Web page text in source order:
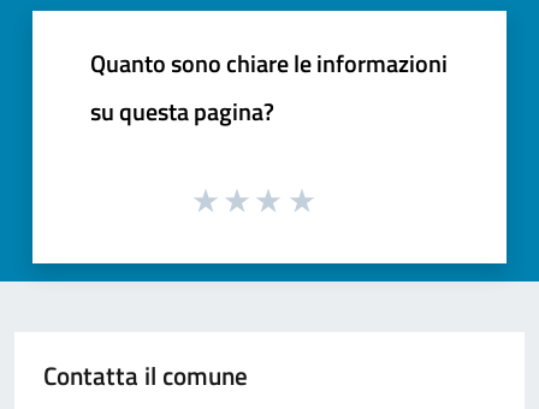
Quanto sono chiare le informazioni
su questa pagina?
Contatta il comune